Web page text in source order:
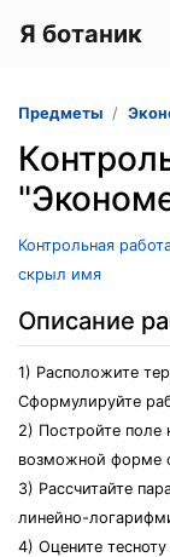
Я ботаник
Предметы
Контрольная
скрыл имя
Описание
1) Расположите
Сформулируйте
2) Постройте поле
возможной форме
3) Рассчитайте
линейно-
4) Оцените